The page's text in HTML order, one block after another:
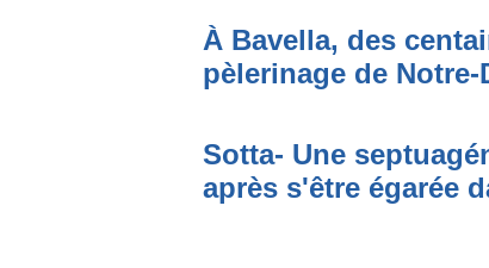
À Bavella, des
pèlerinage de Notre-
Sotta- Une
après s'être égarée